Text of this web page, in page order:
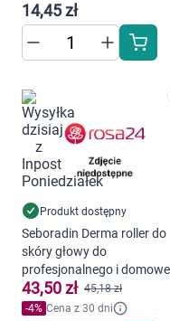
Zabawki
Sprzęt medyczny
Motoryzacja
Grupy produktowe
Marki
14,45 zł
Produkt dostępny
Seboradin Derma roller do
skóry głowy do
profesjonalnego i
użytku 1 sztuka
43,50 zł 45,18 zł
-4% Cena z 30 dni